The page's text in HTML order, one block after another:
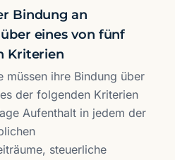
Bindung an
eines von fünf
Kriterien
müssen ihre Bindung über
der folgenden Kriterien
Aufenthalt in jedem der
steuerliche